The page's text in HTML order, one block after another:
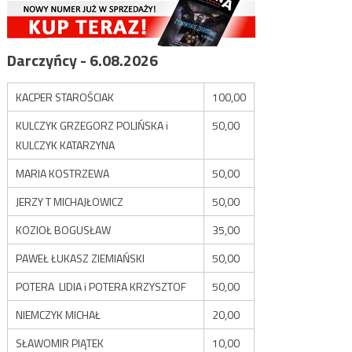
Darczyńcy - 6.08.2026
KACPER STAROŚCIAK
100,00
KULCZYK GRZEGORZ POLIŃSKA i
KULCZYK KATARZYNA
50,00
MARIA KOSTRZEWA
50,00
JERZY T MICHAJŁOWICZ
50,00
KOZIOŁ BOGUSŁAW
35,00
PAWEŁ ŁUKASZ ZIEMIAŃSKI
50,00
POTERA LIDIA i POTERA KRZYSZTOF
50,00
NIEMCZYK MICHAŁ
20,00
SŁAWOMIR PIĄTEK
10,00